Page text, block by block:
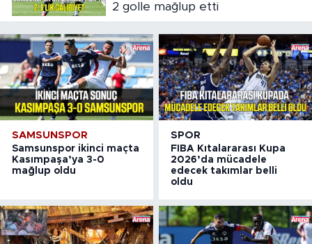
2 golle mağlup etti
SAMSUNSPOR
Samsunspor ikinci maçta
Kasımpaşa’ya 3-0
mağlup oldu
SPOR
FIBA Kıtalararası Kupa
2026’da mücadele
edecek takımlar belli
oldu